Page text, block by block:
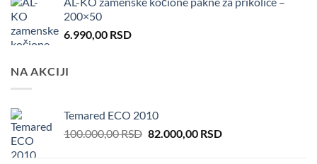
200×50
6.990,00 RSD
NA AKCIJI
Temared ECO 2010
100.000,00RSD Original
82.000,00 RSDCurrent